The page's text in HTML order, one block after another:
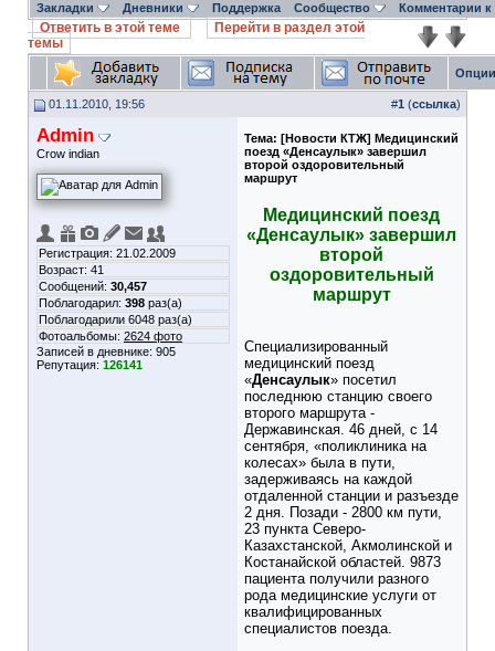
Закладки Дневники Поддержка Сообщество Комментарии
Ответить в этой теме
Перейти в раздел этой
темы
01.11.2010, 19:56 #1 (ссылка)
Admin
Crow indian
Регистрация: 21.02.2009
Возраст: 41
Сообщений: 30,457
Поблагодарил: 398 раз(а)
Поблагодарили 6048 раз(а)
Фотоальбомы: 2624 фото
Записей в дневнике: 905
Репутация: 126141
Тема: [Новости КТЖ] Медицинский
поезд «Денсаулык» завершил
второй оздоровительный
маршрут
Медицинский поезд
«Денсаулык» завершил
второй
оздоровительный
маршрут
Специализированный
медицинский поезд
«Денсаулык» посетил
последнюю станцию своего
второго маршрута -
Державинская. 46 дней, с 14
сентября, «поликлиника на
колесах» была в пути,
задерживаясь на каждой
отдаленной станции и разъезде
2 дня. Позади - 2800 км пути,
23 пункта Северо-
Казахстанской, Акмолинской и
Костанайской областей. 9873
пациента получили разного
рода медицинские услуги от
квалифицированных
специалистов поезда.